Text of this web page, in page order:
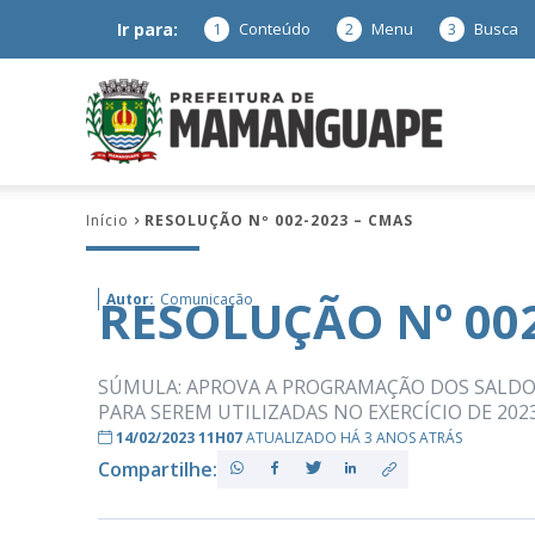
Ir para: 1 Conteúdo 2 Menu 3 Busca
Início RESOLUÇÃO Nº 002-2023 – CMAS
Autor: Comunicação
RESOLUÇÃO Nº
SÚMULA: APROVA A PROGRAMAÇÃO DOS
PARA SEREM UTILIZADAS NO EXERCÍCIO DE
14/02/2023 11H07ATUALIZADO HÁ 3 ANOS ATRÁS
Compartilhe: